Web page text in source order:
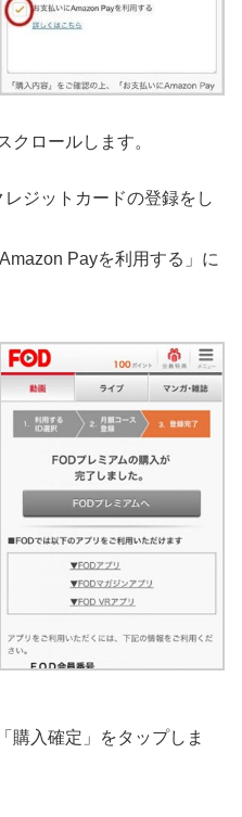
クロールします。
ジットカードの登録をし
Payを利用する」に
購入確定」をタップしま